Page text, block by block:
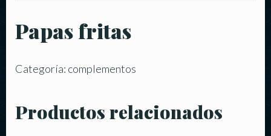
Papas fritas
Categoría: complementos
Productos relacionados